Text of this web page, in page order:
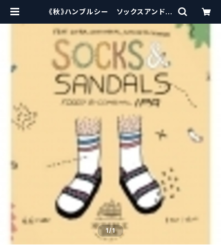
《秋》ハンブルシー ソックスアンドサ
d Sandals【クラフトビール】 | craf
tbeerscissors
1/1